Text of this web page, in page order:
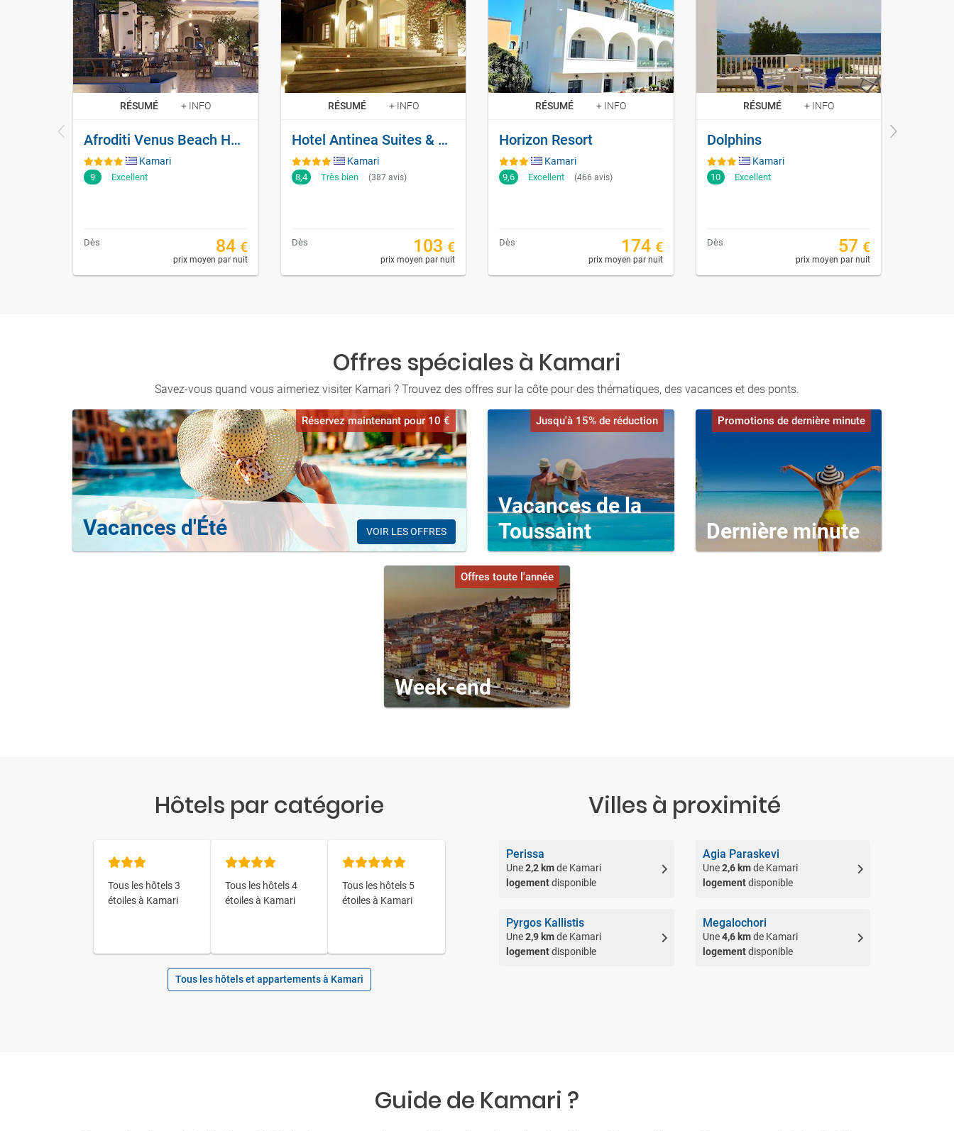
RÉSUMÉ + INFO
Afroditi Venus Beach Hotel & Spa
Kamari
9 Excellent
Dès 84 €
prix moyen par nuit
RÉSUMÉ + INFO
Hotel Antinea Suites & Spa
Kamari
8,4 Très bien (387 avis)
Dès 103 €
prix moyen par nuit
RÉSUMÉ + INFO
Horizon Resort
Kamari
9,6 Excellent (466 avis)
Dès 174 €
prix moyen par nuit
RÉSUMÉ + INFO
Dolphins
Kamari
10 Excellent
Dès 57 €
prix moyen par nuit
Offres spéciales à Kamari
Savez-vous quand vous aimeriez visiter Kamari ? Trouvez des offres sur la côte pour des thématiques, des vacances et des ponts.
VOIR LES OFFRES
Vacances d'Été
Réservez maintenant pour 10 €
Vacances de la
Toussaint
Jusqu'à 15% de réduction
Dernière minute
Promotions de dernière minute
Week-end
Offres toute l'année
Hôtels par catégorie
Tous les hôtels 3
étoiles à Kamari
Tous les hôtels 4
étoiles à Kamari
Tous les hôtels 5
étoiles à Kamari
Tous les hôtels et appartements à Kamari
Villes à proximité
Perissa
Une2,2 kmde Kamari
logementdisponible
Agia Paraskevi
Une2,6 kmde Kamari
logementdisponible
Pyrgos Kallistis
Une2,9 kmde Kamari
logementdisponible
Megalochori
Une4,6 kmde Kamari
logementdisponible
Guide de Kamari ?